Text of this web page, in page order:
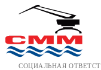
СОЦИАЛЬНАЯ